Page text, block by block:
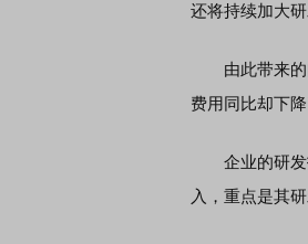
还将持续加大
由此带来的
费用同比却下降
企业的研发
入，重点是其